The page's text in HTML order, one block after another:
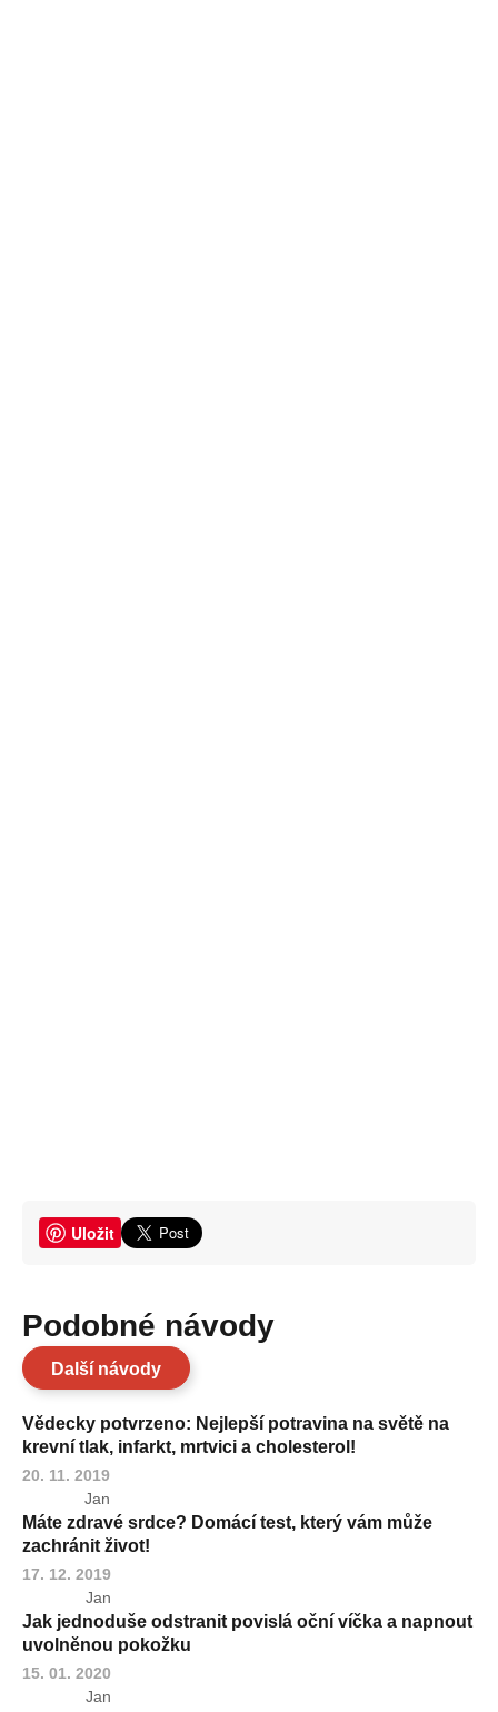
Uložit
Podobné návody
Další návody
Vědecky potvrzeno: Nejlepší potravina na světě na
krevní tlak, infarkt, mrtvici a cholesterol!
20. 11. 2019
Jan
Máte zdravé srdce? Domácí test, který vám může
zachránit život!
17. 12. 2019
Jan
Jak jednoduše odstranit povislá oční víčka a napnout
uvolněnou pokožku
15. 01. 2020
Jan